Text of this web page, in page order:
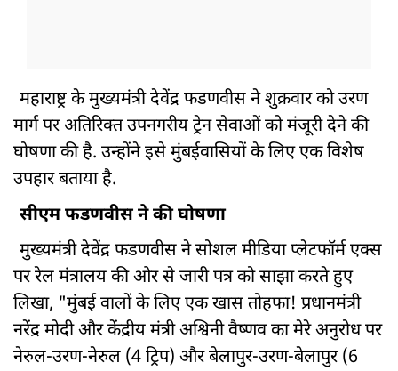
महाराष्ट्र के मुख्यमंत्री देवेंद्र फडणवीस ने शुक्रवार को उरण
मार्ग पर अतिरिक्त उपनगरीय ट्रेन सेवाओं को मंजूरी देने की
घोषणा की है. उन्होंने इसे मुंबईवासियों के लिए एक विशेष
उपहार बताया है.
सीएम फडणवीस ने की घोषणा
मुख्यमंत्री देवेंद्र फडणवीस ने सोशल मीडिया प्लेटफॉर्म एक्स
पर रेल मंत्रालय की ओर से जारी पत्र को साझा करते हुए
लिखा, "मुंबई वालों के लिए एक खास तोहफा! प्रधानमंत्री
नरेंद्र मोदी और केंद्रीय मंत्री अश्विनी वैष्णव का मेरे अनुरोध पर
नेरुल-उरण-नेरुल (4 ट्रिप) और बेलापुर-उरण-बेलापुर (6